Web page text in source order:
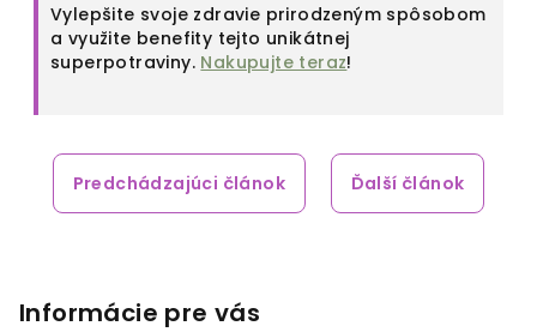
Vylepšite svoje zdravie prirodzeným spôsobom
a využite benefity tejto unikátnej
superpotraviny. Nakupujte teraz!
Predchádzajúci článok Ďalší článok
Informácie pre vás